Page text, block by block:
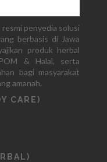
resmi penyedia solusi
berbasis di Jawa
produk herbal
& Halal, serta
bagi masyarakat
amanah.
CARE)